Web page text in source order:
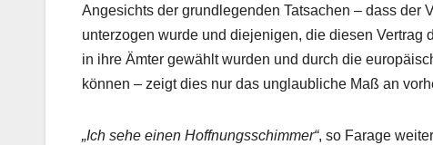
Angesichts der grundlegenden Tatsachen – dass der
unterzogen wurde und diejenigen, die diesen
in ihre Ämter gewählt wurden und durch die
können – zeigt dies nur das unglaubliche Maß an
„Ich sehe einen Hoffnungsschimmer“, so Farage